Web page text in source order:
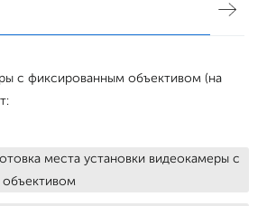
с фиксированным объективом (на
места установки видеокамеры с